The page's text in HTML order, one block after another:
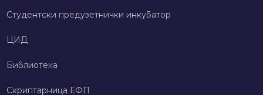
Студентски предузетнички инкубатор
ЦИД
Библиотека
Скриптарница ЕФП